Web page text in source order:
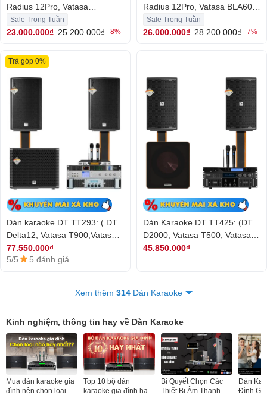
Radius 12Pro, Vatasa
BLA600New)
Sale Trong Tuần
23.000.000₫ 25.200.000₫ -8%
Radius 12Pro, Vatasa BLA600
New, BW SW-12Plus)
Sale Trong Tuần
26.000.000₫ 28.200.000₫ -7%
Dàn karaoke DT TT293: ( DT
Delta12, Vatasa T900,Vatasa
V8Pro,DT Lion406,DT
Delta115,Vatas p9Luxury)
Trả góp 0%
77.550.000₫
5/5
5 đánh giá
Dàn Karaoke DT TT425: (DT
D2000, Vatasa T500, Vatasa
KX300, Vatasa VA2600, Sasion
45.850.000₫
Xem thêm 314Dàn Karaoke
Kinh nghiệm, thông tin hay về Dàn Karaoke
Mua dàn karaoke gia
đình nên chọn loại
Top 10 bộ dàn
karaoke gia đình hay
Bí Quyết Chọn Các
Thiết Bị Âm Thanh Tốt
Dàn
Đình